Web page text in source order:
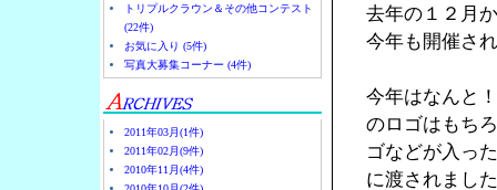
トリプルクラウン＆その他コンテスト
(22件)
お気に入り (5件)
写真大募集コーナー (4件)
2011年03月(1件)
2011年02月(9件)
2010年11月(4件)
去年の１２月
今年も開催さ
今年はなんと
のロゴはもち
ゴなどが入っ
に渡されまし